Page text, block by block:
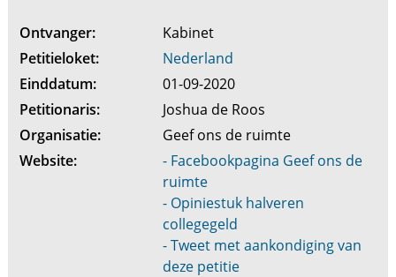
Ontvanger:
Kabinet
Petitieloket:
Nederland
Einddatum:
01-09-2020
Petitionaris:
Joshua de Roos
Organisatie:
Geef ons de ruimte
Website:
- Facebookpagina Geef ons de
ruimte
- Opiniestuk halveren
collegegeld
- Tweet met aankondiging van
deze petitie